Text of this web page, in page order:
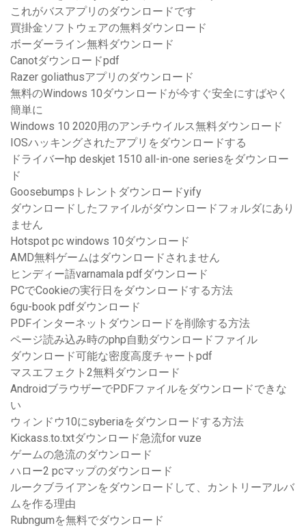
これがバスアプリのダウンロードです
買掛金ソフトウェアの無料ダウンロード
ボーダーライン無料ダウンロード
Canotダウンロードpdf
Razer goliathusアプリのダウンロード
無料のWindows 10ダウンロードが今すぐ安全にすばやく
簡単に
Windows 10 2020用のアンチウイルス無料ダウンロード
IOSハッキングされたアプリをダウンロードする
ドライバーhp deskjet 1510 all-in-one seriesをダウンロー
ド
Goosebumpsトレントダウンロードyify
ダウンロードしたファイルがダウンロードフォルダにあり
ません
Hotspot pc windows 10ダウンロード
AMD無料ゲームはダウンロードされません
ヒンディー語varnamala pdfダウンロード
PCでCookieの実行日をダウンロードする方法
6gu-book pdfダウンロード
PDFインターネットダウンロードを削除する方法
ページ読み込み時のphp自動ダウンロードファイル
ダウンロード可能な密度高度チャートpdf
マスエフェクト2無料ダウンロード
AndroidブラウザーでPDFファイルをダウンロードできな
い
ウィンドウ10にsyberiaをダウンロードする方法
Kickass.to.txtダウンロード急流for vuze
ゲームの急流のダウンロード
ハロー2 pcマップのダウンロード
ルークブライアンをダウンロードして、カントリーアルバ
ムを作る理由
Rubngumを無料でダウンロード